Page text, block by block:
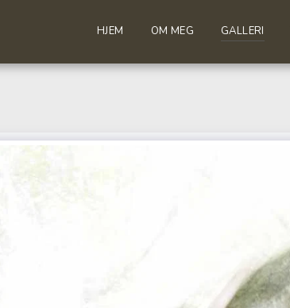
HJEM OM MEG GALLERI